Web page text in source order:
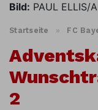
Bild: PAUL ELLIS/
Startseite » FC
2